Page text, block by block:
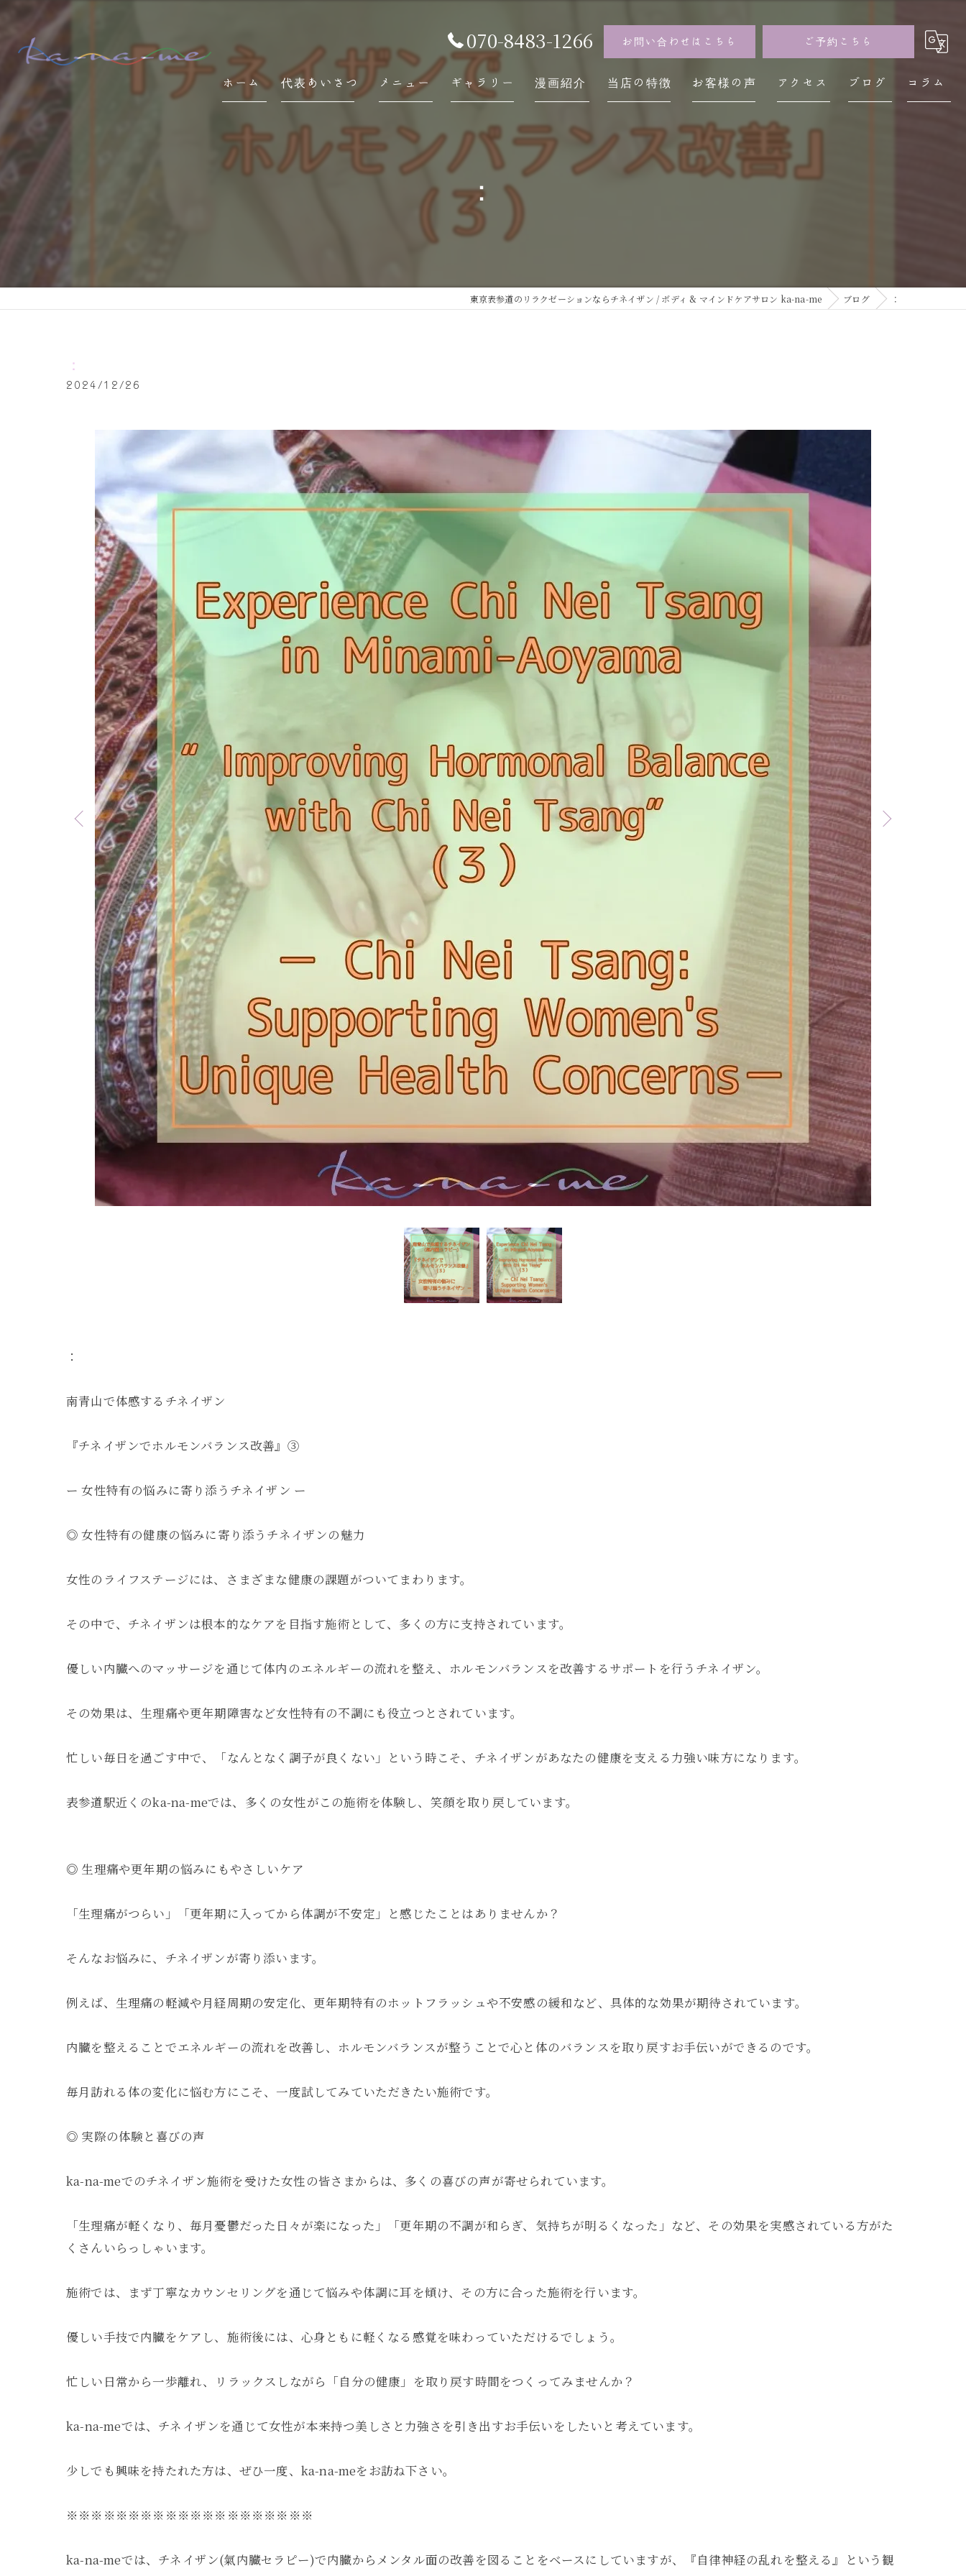
070-8483-1266 お問い合わせはこちら ご予約こちら
ホーム 代表あいさつ メニュー ギャラリー 漫画紹介 当店の特徴
チネイザン
自律神経
お客様の声 アクセス ブログ コラム
：
東京表参道のリラクゼーションならチネイザン / ボディ & マインドケアサロン ka-na-me ブログ ：
：
2024/12/26
：
南青山で体感するチネイザン
『チネイザンでホルモンバランス改善』③
ー 女性特有の悩みに寄り添うチネイザン ー
◎ 女性特有の健康の悩みに寄り添うチネイザンの魅力
女性のライフステージには、さまざまな健康の課題がついてまわります。
その中で、チネイザンは根本的なケアを目指す施術として、多くの方に支持されています。
優しい内臓へのマッサージを通じて体内のエネルギーの流れを整え、ホルモンバランスを改善するサポートを行うチネイザン。
その効果は、生理痛や更年期障害など女性特有の不調にも役立つとされています。
忙しい毎日を過ごす中で、「なんとなく調子が良くない」という時こそ、チネイザンがあなたの健康を支える力強い味方になります。
表参道駅近くのka-na-meでは、多くの女性がこの施術を体験し、笑顔を取り戻しています。
◎ 生理痛や更年期の悩みにもやさしいケア
「生理痛がつらい」「更年期に入ってから体調が不安定」と感じたことはありませんか？
そんなお悩みに、チネイザンが寄り添います。
例えば、生理痛の軽減や月経周期の安定化、更年期特有のホットフラッシュや不安感の緩和など、具体的な効果が期待されています。
内臓を整えることでエネルギーの流れを改善し、ホルモンバランスが整うことで心と体のバランスを取り戻すお手伝いができるのです。
毎月訪れる体の変化に悩む方にこそ、一度試してみていただきたい施術です。
◎ 実際の体験と喜びの声
ka-na-meでのチネイザン施術を受けた女性の皆さまからは、多くの喜びの声が寄せられています。
「生理痛が軽くなり、毎月憂鬱だった日々が楽になった」「更年期の不調が和らぎ、気持ちが明るくなった」など、その効果を実感されている方がた
くさんいらっしゃいます。
施術では、まず丁寧なカウンセリングを通じて悩みや体調に耳を傾け、その方に合った施術を行います。
優しい手技で内臓をケアし、施術後には、心身ともに軽くなる感覚を味わっていただけるでしょう。
忙しい日常から一歩離れ、リラックスしながら「自分の健康」を取り戻す時間をつくってみませんか？
ka-na-meでは、チネイザンを通じて女性が本来持つ美しさと力強さを引き出すお手伝いをしたいと考えています。
少しでも興味を持たれた方は、ぜひ一度、ka-na-meをお訪ね下さい。
※※※※※※※※※※※※※※※※※※※※
ka-na-meでは、チネイザン(氣内臓セラピー)で内臓からメンタル面の改善を図ることをベースにしていますが、『自律神経の乱れを整える』という観